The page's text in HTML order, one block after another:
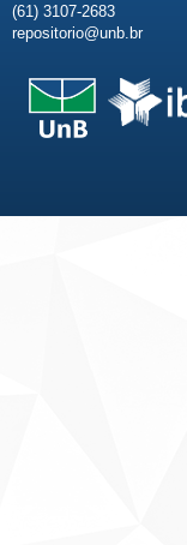
(61) 3107-2683
repositorio@unb.br